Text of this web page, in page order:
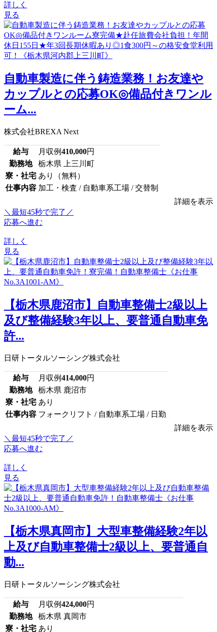
詳しく
見る
自動車製造に伴う鋳造業務！お友達や
カップルとの応募OK◎備品付きワンル
ーム...
株式会社BREXA Next
給与 月収例410,000円
勤務地
栃木県 上三川町
寮・社宅 あり（無料）
仕事内容 加工・検査 / 自動車系工場 / 交替制
詳細を表示
＼最短45秒で完了／
応募へ進む
詳しく
見る
【栃木県鹿沼市】自動車整備士2級以上
及び整備経験3年以上、要普通自動車免
許...
日研トータルソーシング株式会社
給与 月収例414,000円
勤務地
栃木県 鹿沼市
寮・社宅 あり
仕事内容 フォークリフト / 自動車系工場 / 日勤
詳細を表示
＼最短45秒で完了／
応募へ進む
詳しく
見る
【栃木県真岡市】大型車整備経験2年以
上及び自動車整備士2級以上、要普通自
動...
日研トータルソーシング株式会社
給与 月収例424,000円
勤務地
栃木県 真岡市
寮・社宅 あり